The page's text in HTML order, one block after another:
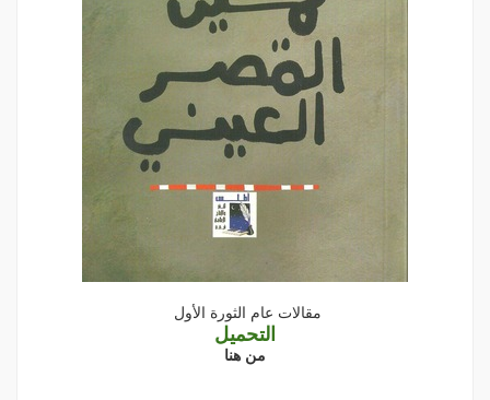
مقالات عام الثورة الأول
التحميل
من هنا